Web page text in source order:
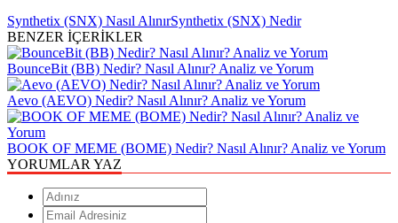
Synthetix (SNX) Nasıl AlınırSynthetix (SNX) Nedir
BENZER İÇERİKLER
BounceBit (BB) Nedir? Nasıl Alınır? Analiz ve Yorum
Aevo (AEVO) Nedir? Nasıl Alınır? Analiz ve Yorum
BOOK OF MEME (BOME) Nedir? Nasıl Alınır? Analiz ve Yorum
YORUMLAR YAZ